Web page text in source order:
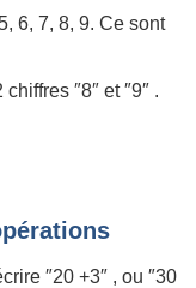
6, 7, 8, 9. Ce sont
″8″ et ″9″ .
″20 +3″ , ou ″30